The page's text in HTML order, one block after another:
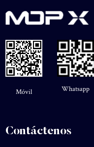
Móvil Whatsapp
Contáctenos